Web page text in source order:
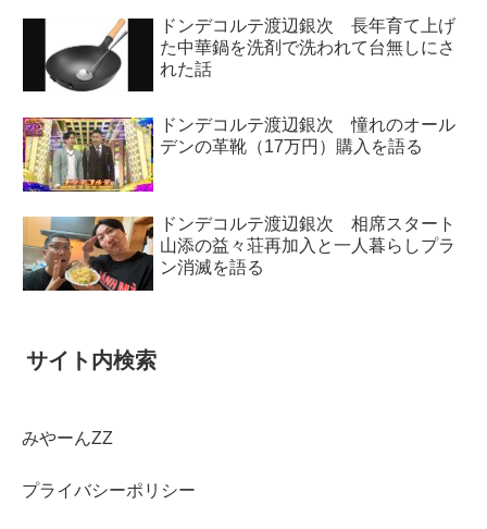
ドンデコルテ渡辺銀次 長年育て上げ
た中華鍋を洗剤で洗われて台無しにさ
れた話
ドンデコルテ渡辺銀次 憧れのオール
デンの革靴（17万円）購入を語る
ドンデコルテ渡辺銀次 相席スタート
山添の益々荘再加入と一人暮らしプラ
ン消滅を語る
サイト内検索
みやーんZZ
プライバシーポリシー